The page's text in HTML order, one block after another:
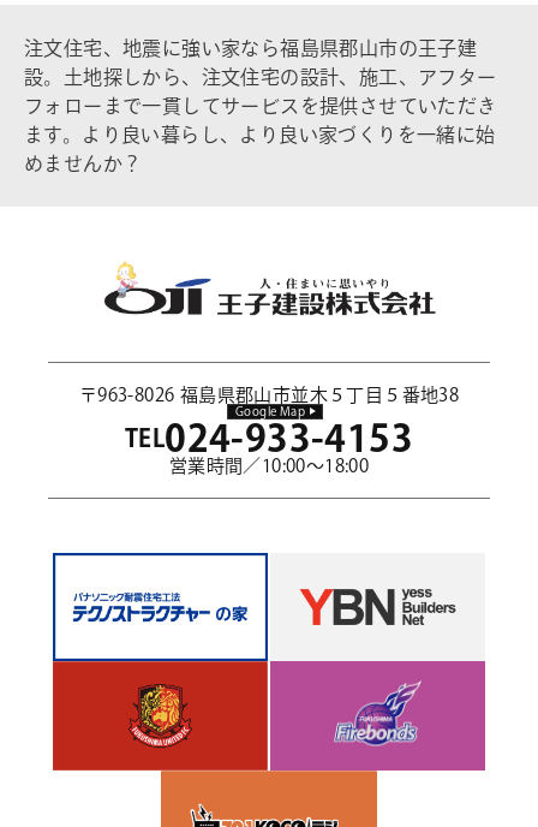
注文住宅、地震に強い家なら福島県郡山市の王子建
設。土地探しから、注文住宅の設計、施工、アフター
フォローまで一貫してサービスを提供させていただき
ます。より良い暮らし、より良い家づくりを一緒に始
めませんか？
〒963-8026 福島県郡山市並木５丁目５番地38
Google Map
TEL024-933-4153
営業時間／10:00～18:00